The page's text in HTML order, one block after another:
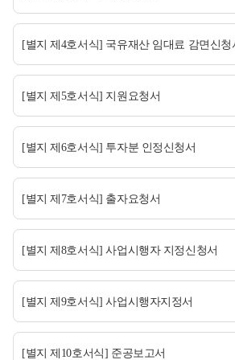
[별지 제4호서식] 국유재산 임대료 감면신청
[별지 제5호서식] 지원요청서
[별지 제6호서식] 투자분 인정신청서
[별지 제7호서식] 출자요청서
[별지 제8호서식] 사업시행자 지정신청서
[별지 제9호서식] 사업시행자지정서
[별지 제10호서식] 준공보고서